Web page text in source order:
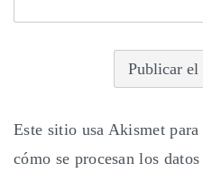
Este sitio usa Akismet
cómo se procesan los